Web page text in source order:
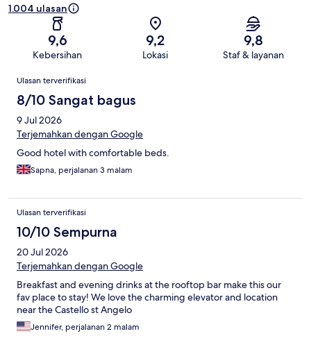
1.004 ulasan
9,6
Kebersihan
9,2
Lokasi
9,8
Staf & layanan
Ulasan
Ulasan terverifikasi
8/10 Sangat bagus
9 Jul 2026
Terjemahkan dengan Google
Good hotel with comfortable beds.
Sapna, perjalanan 3 malam
Ulasan terverifikasi
10/10 Sempurna
20 Jul 2026
Terjemahkan dengan Google
Breakfast and evening drinks at the rooftop bar make this our
fav place to stay! We love the charming elevator and location
near the Castello st Angelo
Jennifer, perjalanan 2 malam